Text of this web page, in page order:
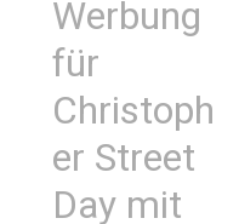
Werbung
für
Christoph
er Street
Day mit